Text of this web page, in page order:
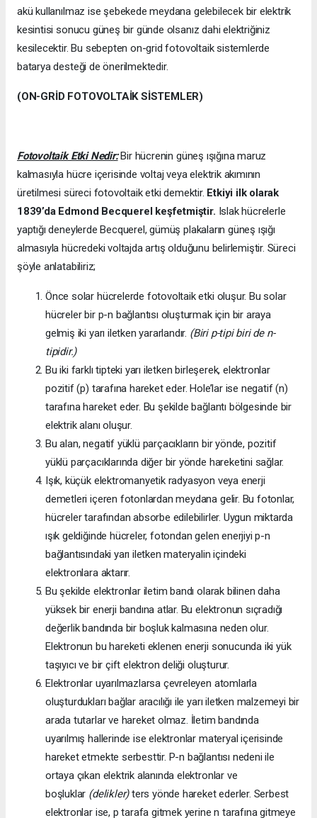
akü kullanılmaz ise şebekede meydana gelebilecek bir elektrik
kesintisi sonucu güneş bir günde olsanız dahi elektriğiniz
kesilecektir. Bu sebepten on-grid fotovoltaik sistemlerde
batarya desteği de önerilmektedir.
(ON-GRİD FOTOVOLTAİK SİSTEMLER)
Fotovoltaik Etki Nedir:Bir hücrenin güneş ışığına maruz
kalmasıyla hücre içerisinde voltaj veya elektrik akımının
üretilmesi süreci fotovoltaik etki demektir. Etkiyi ilk olarak
1839’da Edmond Becquerel keşfetmiştir. Islak hücrelerle
yaptığı deneylerde Becquerel, gümüş plakaların güneş ışığı
almasıyla hücredeki voltajda artış olduğunu belirlemiştir. Süreci
şöyle anlatabiliriz;
Önce solar hücrelerde fotovoltaik etki oluşur. Bu solar
hücreler bir p-n bağlantısı oluşturmak için bir araya
gelmiş iki yarı iletken yararlandır. (Biri p-tipi biri de n-
tipidir.)
Bu iki farklı tipteki yarı iletken birleşerek, elektronlar
pozitif (p) tarafına hareket eder. Hole’lar ise negatif (n)
tarafına hareket eder. Bu şekilde bağlantı bölgesinde bir
elektrik alanı oluşur.
Bu alan, negatif yüklü parçacıkların bir yönde, pozitif
yüklü parçacıklarında diğer bir yönde hareketini sağlar.
Işık, küçük elektromanyetik radyasyon veya enerji
demetleri içeren fotonlardan meydana gelir. Bu fotonlar,
hücreler tarafından absorbe edilebilirler. Uygun miktarda
ışık geldiğinde hücreler, fotondan gelen enerjiyi p-n
bağlantısındaki yarı iletken materyalin içindeki
elektronlara aktarır.
Bu şekilde elektronlar iletim bandı olarak bilinen daha
yüksek bir enerji bandına atlar. Bu elektronun sıçradığı
değerlik bandında bir boşluk kalmasına neden olur.
Elektronun bu hareketi eklenen enerji sonucunda iki yük
taşıyıcı ve bir çift elektron deliği oluşturur.
Elektronlar uyarılmazlarsa çevreleyen atomlarla
oluşturdukları bağlar aracılığı ile yarı iletken malzemeyi bir
arada tutarlar ve hareket olmaz. İletim bandında
uyarılmış hallerinde ise elektronlar materyal içerisinde
hareket etmekte serbesttir. P-n bağlantısı nedeni ile
ortaya çıkan elektrik alanında elektronlar ve
boşluklar (delikler)ters yönde hareket ederler. Serbest
elektronlar ise, p tarafa gitmek yerine n tarafına gitmeye